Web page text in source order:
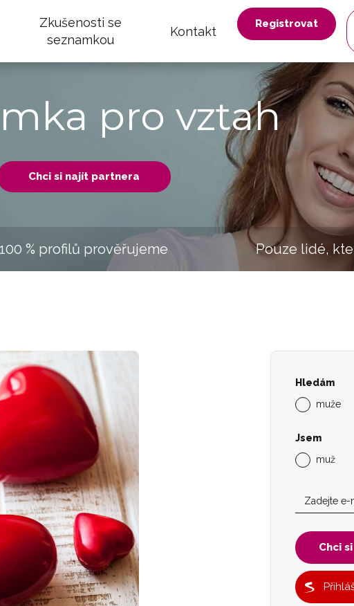
Zkušenosti se
seznamkou
Kontakt
Registrovat
pro vztah
Chci si najít partnera
100 % profilů prověřujeme Pouze lidé,
Hledám
muže
Jsem
muž
Chci